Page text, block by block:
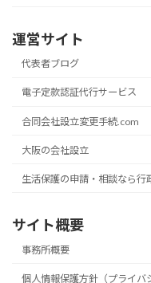
運営サイト
代表者ブログ
電子定款認証代行サービス
合同会社設立変更手続.com
大阪の会社設立
生活保護の申請・相談なら
サイト概要
事務所概要
個人情報保護方針（プライバ